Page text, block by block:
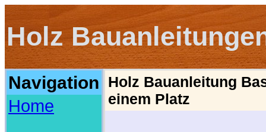
Holz
Navigation
Home
Holz Bauanleitung
einem Platz